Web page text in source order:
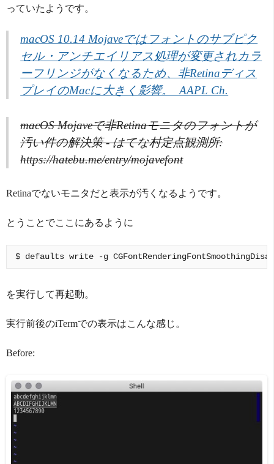
っていたようです。
macOS 10.14 Mojaveではフォントのサブピク
セル・アンチエイリアス処理が変更されカラ
ーフリンジがなくなるため、非Retinaディス
プレイのMacに大きく影響。  AAPL Ch.
macOS Mojaveで非Retinaモニタのフォントが
汚い件の解決策 - はてな村定点観測所:
https://hatebu.me/entry/mojavefont
Retinaでないモニタだと表示が汚くなるようです。
とうことでここにあるように
を実行して再起動。
実行前後のiTermでの表示はこんな感じ。
Before: